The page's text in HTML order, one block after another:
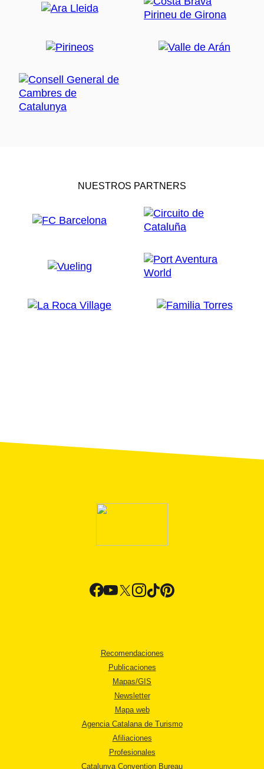
NUESTROS PARTNERS
Recomendaciones
Publicaciones
Mapas/GIS
Newsletter
Mapa web
Agencia Catalana de Turismo
Afiliaciones
Profesionales
Catalunya Convention Bureau